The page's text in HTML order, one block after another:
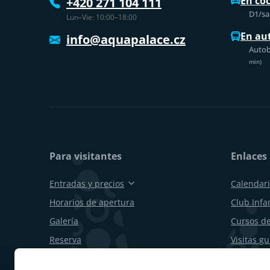
Lun–Vie: 10:00–18:00
info@aquapalace.cz
D1/
En
min)
Para visitantes
Entradas y precios
Horarios de apertura
Galería
Reserva
Club
Cursos
Visitas